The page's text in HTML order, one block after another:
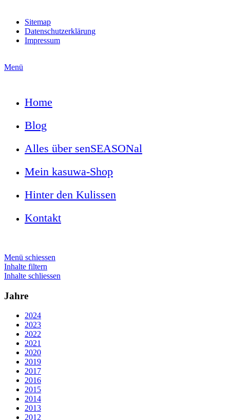
Sitemap
Datenschutzerklärung
Impressum
Menü
Home
Blog
Alles über senSEASONal
Mein kasuwa-Shop
Hinter den Kulissen
Kontakt
Menü schiessen
Inhalte filtern
Inhalte schliessen
Jahre
2024
2023
2022
2021
2020
2019
2017
2016
2015
2014
2013
2012